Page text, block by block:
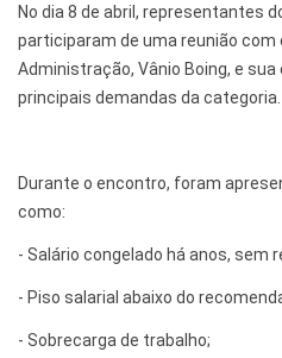
No dia 8 de abril, representantes
participaram de uma reunião com
Administração, Vânio Boing, e
principais demandas da categoria.
Durante o encontro, foram
como:
- Salário congelado há anos, sem
- Piso salarial abaixo do
- Sobrecarga de trabalho;